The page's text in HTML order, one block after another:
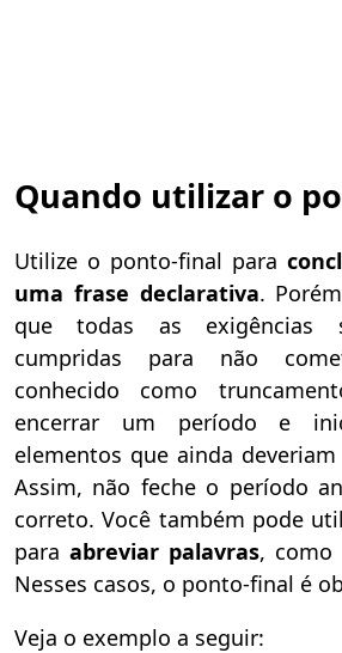
Quando utilizar o
Utilize o ponto-final para
uma frase declarativa.
que todas as exigências
cumpridas para não
conhecido como
encerrar um período e
elementos que ainda
Assim, não feche o período
correto. Você também pode
paraabreviar palavras, como
Nesses casos, o ponto-final é
Veja o exemplo a seguir: